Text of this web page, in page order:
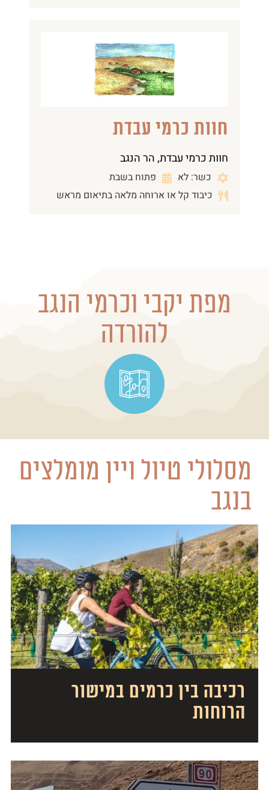
חוות כרמי עבדת
חוות כרמי עבדת, הר הנגב
כשר: לא
פתוח בשבת
כיבוד קל או ארוחה מלאה בתיאום מראש
מפת יקבי וכרמי הנגב
להורדה
מסלולי טיול ויין מומלצים
בנגב
רכיבה בין כרמים במישור
הרוחות